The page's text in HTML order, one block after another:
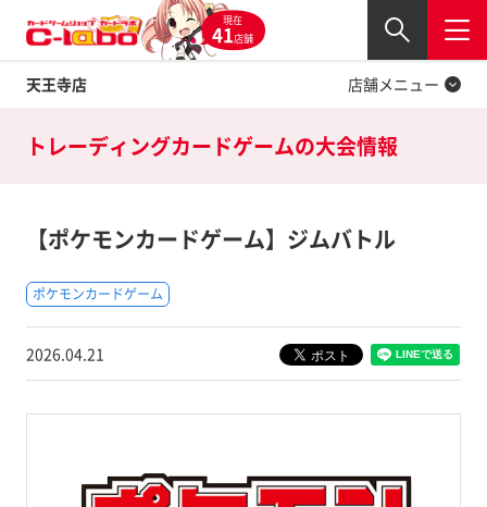
現在
41店舗
天王寺店
閉じる
店舗メニュー
Twitter
トレーディングカードゲームの大会情報
【ポケモンカードゲーム】ジムバトル
ポケモンカードゲーム
2026.04.21